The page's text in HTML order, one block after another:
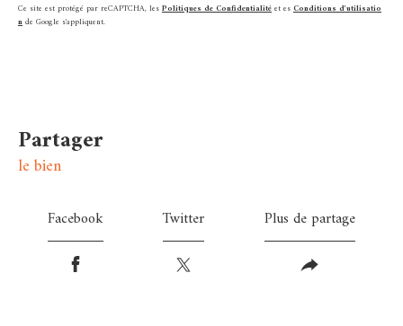
Ce site est protégé par reCAPTCHA, lesPolitiques de Confidentialitéet esConditions d'utilisatio
nde Google s'appliquent.
partager
le bien
Facebook Twitter Plus de partage